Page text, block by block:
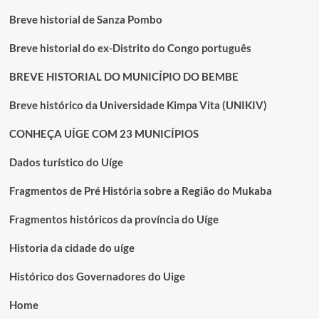
Breve historial de Sanza Pombo
Breve historial do ex-Distrito do Congo português
BREVE HISTORIAL DO MUNICÍPIO DO BEMBE
Breve histórico da Universidade Kimpa Vita (UNIKIV)
CONHEÇA UÍGE COM 23 MUNICÍPIOS
Dados turístico do Uíge
Fragmentos de Pré História sobre a Região do Mukaba
Fragmentos históricos da província do Uíge
Historia da cidade do uíge
Histórico dos Governadores do Uige
Home